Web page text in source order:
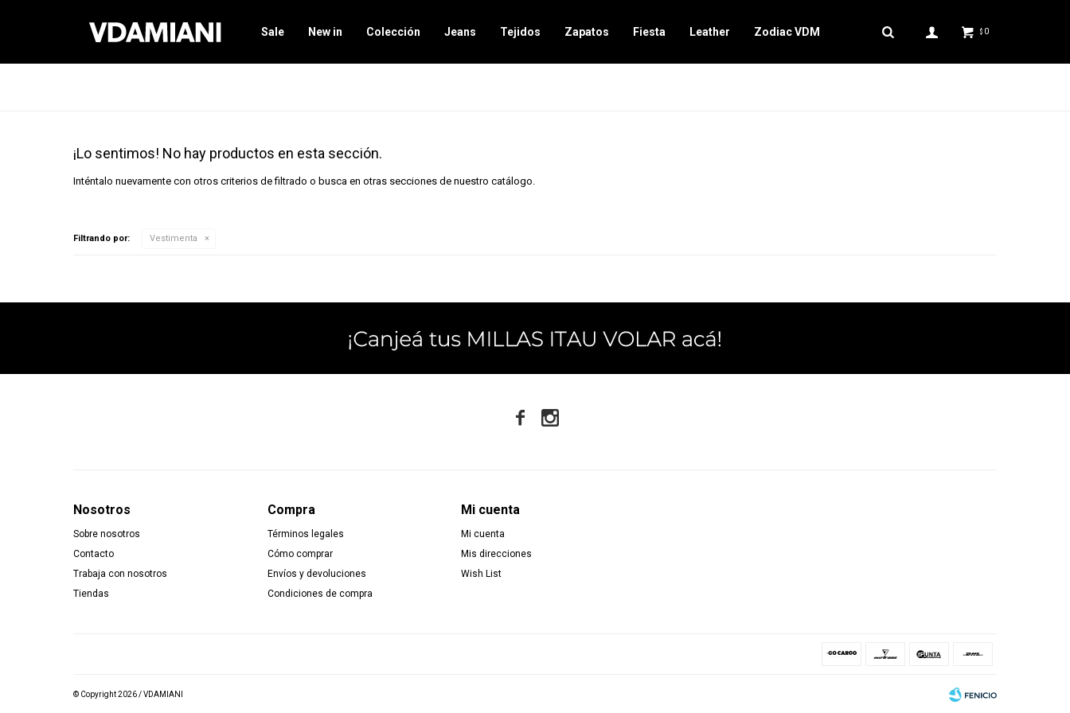
Sale New in Colección Jeans Tejidos Zapatos Fiesta Leather Zodiac VDM $ 0
¡Lo sentimos! No hay productos en esta sección.
Inténtalo nuevamente con otros criterios de filtrado o busca en otras secciones de nuestro catálogo.
Filtrando por: Vestimenta
Nosotros
Sobre nosotros
Contacto
Trabaja con nosotros
Tiendas
Compra
Términos legales
Cómo comprar
Envíos y devoluciones
Condiciones de compra
Mi cuenta
Mi cuenta
Mis direcciones
Wish List
 
© Copyright 2026 / VDAMIANI